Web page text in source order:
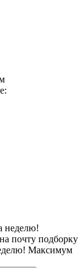
неделю!
почту подборку
Максимум